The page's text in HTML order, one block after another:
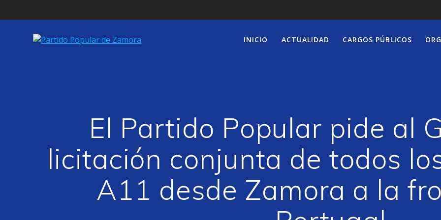
al
INICIO ACTUALIDAD CARGOS PÚBLICOS
El Partido Popular pide al
licitación conjunta de todos
A11 desde Zamora a la